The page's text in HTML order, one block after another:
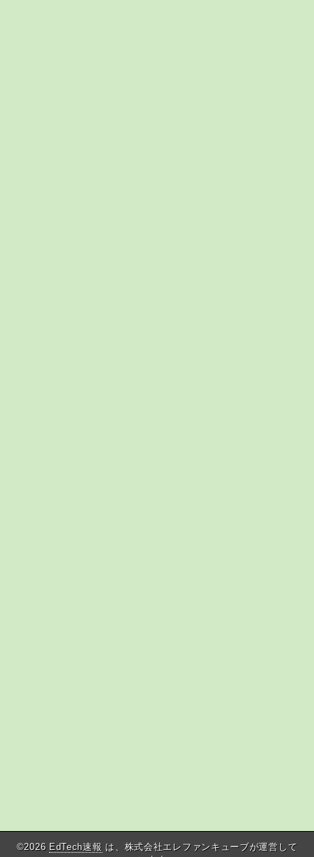
©2026 EdTech速報 は、株式会社エレファンキューブが運営して